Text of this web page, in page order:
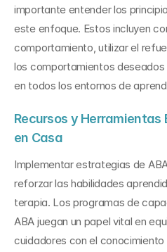
importante entender los
este enfoque. Estos incluyen
comportamiento, utilizar el
los comportamientos
en todos los entornos de
Recursos y Herramientas
en Casa
Implementar estrategias de
reforzar las habilidades
terapia. Los programas de
ABA juegan un papel vital en
cuidadores con el